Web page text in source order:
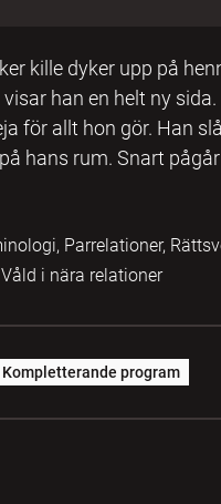
kille dyker upp på
han en helt ny
för allt hon gör. Han
hans rum. Snart
Parrelationer,
i nära relationer
Kompletterande program